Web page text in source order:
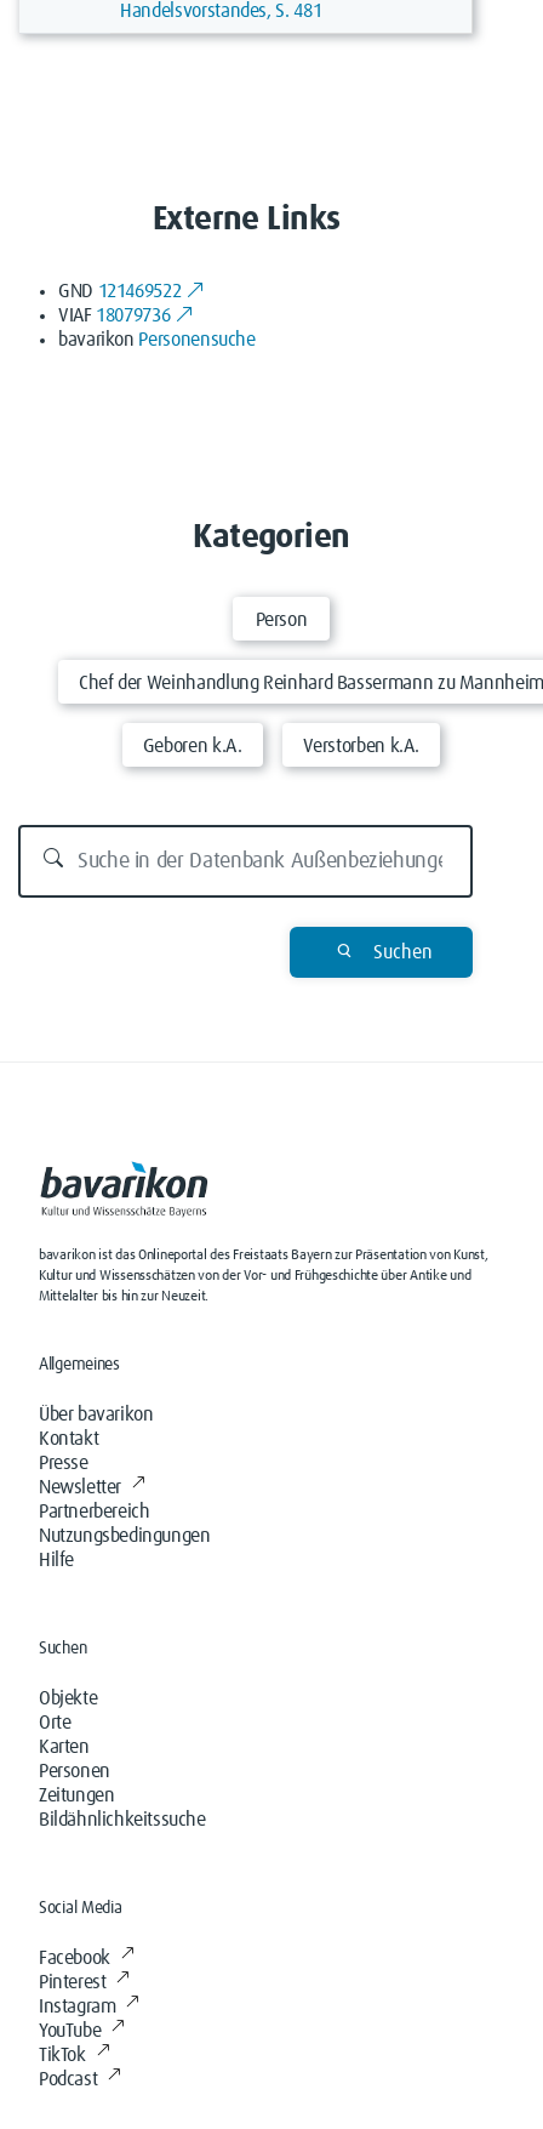
Handelsvorstandes, S. 481
Externe Links
GND 121469522
VIAF 18079736
bavarikon Personensuche
Kategorien
Person
Chef der Weinhandlung Reinhard Bassermann zu Mannheim
Geboren k.A. Verstorben k.A.
Suchen
bavarikon ist das Onlineportal des Freistaats Bayern zur Präsentation von Kunst,
Kultur und Wissensschätzen von der Vor- und Frühgeschichte über Antike und
Mittelalter bis hin zur Neuzeit.
Allgemeines
Über bavarikon
Kontakt
Presse
Newsletter
Partnerbereich
Nutzungsbedingungen
Hilfe
Suchen
Objekte
Orte
Karten
Personen
Zeitungen
Bildähnlichkeitssuche
Social Media
Facebook
Pinterest
Instagram
YouTube
TikTok
Podcast